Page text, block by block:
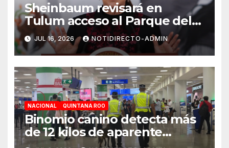
Sheinbaum revisará en
Tulum acceso al Parque del
Jaguar, sargazo y Tren Maya
de carga
JUL 16, 2026 NOTIDIRECTO-ADMIN
NACIONAL QUINTANA ROO
Binomio canino detecta más
de 12 kilos de aparente
cocaína en el Aeropuerto de